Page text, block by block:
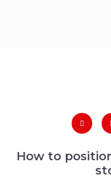
How to